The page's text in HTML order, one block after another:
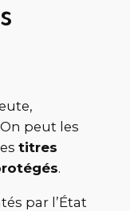
peut les
titres
.
par l’État